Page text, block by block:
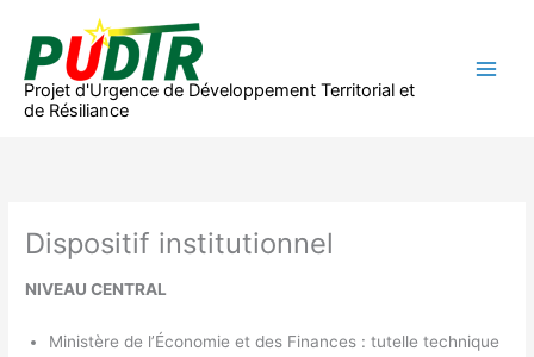
contenu
Projet d'Urgence de Développement Territorial et
de Résiliance
Dispositif institutionnel
NIVEAU CENTRAL
Ministère de l’Économie et des Finances : tutelle technique